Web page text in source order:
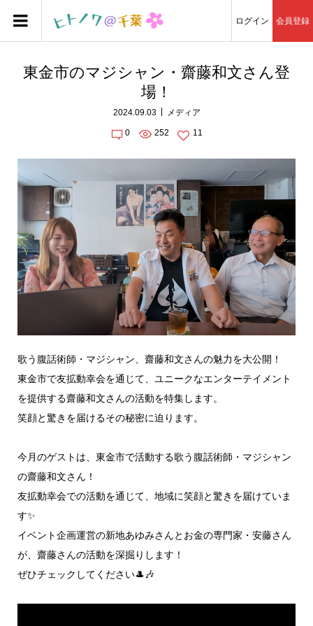
ログイン 会員登録
東金市のマジシャン・齋藤和文さん登
場！
2024.09.03 メディア
0 252 11
歌う腹話術師・マジシャン、齋藤和文さんの魅力を大公開！
東金市で友拡動幸会を通じて、ユニークなエンターテイメント
を提供する齋藤和文さんの活動を特集します。
笑顔と驚きを届けるその秘密に迫ります。
今月のゲストは、東金市で活動する歌う腹話術師・マジシャン
の齋藤和文さん！
友拡動幸会での活動を通じて、地域に笑顔と驚きを届けていま
す✨
イベント企画運営の新地あゆみさんとお金の専門家・安藤さん
が、齋藤さんの活動を深掘りします！
ぜひチェックしてください🎩🎶